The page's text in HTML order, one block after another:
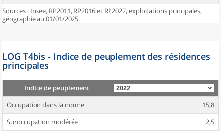
Sources : Insee, RP2011, RP2016 et RP2022, exploitations principales,
géographie au 01/01/2025.
LOG T4bis - Indice de peuplement des résidences
principales
Indice de peuplement
Occupation dans la norme
15,8
Suroccupation modérée
2,5